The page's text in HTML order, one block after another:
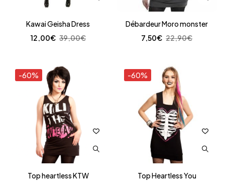
Kawai Geisha Dress
39,00€
12,00€
Débardeur Moro monster
22,90€
7,50€
-60%
Top heartless KTW
-60%
Top Heartless You